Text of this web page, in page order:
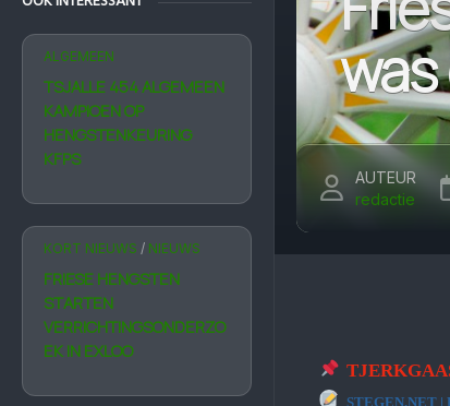
ALGEMEEN
TSJALLE 454 ALGEMEEN
KAMPIOEN OP
HENGSTENKEURING
KFPS
KORT NIEUWS / NIEUWS
FRIESE HENGSTEN
STARTEN
VERRICHTINGSONDERZO
EK IN EXLOO
was
AUTEUR
redactie
STEGEN.NET |